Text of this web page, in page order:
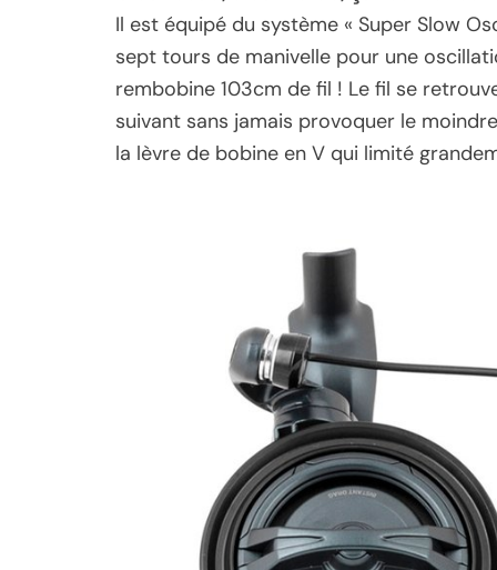
Il est équipé du système « Super Slow
sept tours de manivelle pour une
rembobine 103cm de fil ! Le fil se
suivant sans jamais provoquer le
la lèvre de bobine en V qui limité